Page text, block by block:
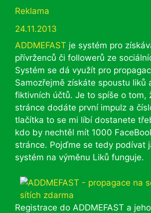
Rubriky
Reklama
24.11.2013
ADDMEFAST je systém pro
přívrženců či followerů ze
Systém se dá využít pro
Samozřejmě získáte spoustu liků
fiktivních účtů. Je to spíše o tom,
stránce dodáte první impulz a
tlačítka to se mi líbí dostanete
kdo by nechtěl mít 1000
stránce. Pojďme se tedy podívat
systém na výměnu Liků funguje.
Registrace do ADDMEFAST a